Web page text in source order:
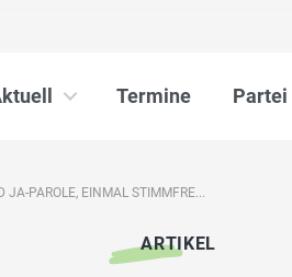
Termine Partei
JA-PAROLE, EINMAL STIMMFRE...
ARTIKEL